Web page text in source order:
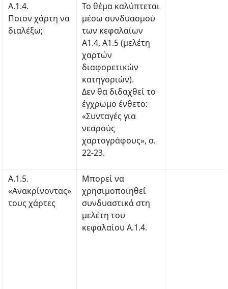
Α.1.4.
Ποιον χάρτη να
διαλέξω;
Το θέμα καλύπτεται
μέσω συνδυασμού
των κεφαλαίων
Α1.4, Α1.5 (μελέτη
χαρτών
διαφορετικών
κατηγοριών).
Δεν θα διδαχθεί το
έγχρωμο ένθετο:
«Συνταγές για
νεαρούς
χαρτογράφους», σ.
22-23.
Α.1.5.
«Ανακρίνοντας»
τους χάρτες
Μπορεί να
χρησιμοποιηθεί
συνδυαστικά στη
μελέτη του
κεφαλαίου Α.1.4.